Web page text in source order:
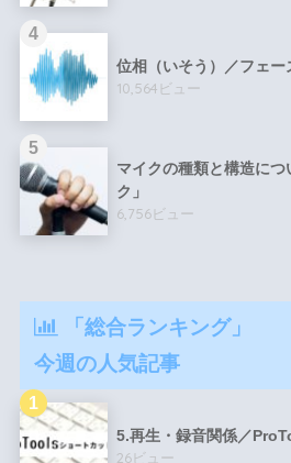
位相（いそう）／フェー
10,564ビュー
マイクの種類と構造に
ク」
6,756ビュー
「総合ランキング」
今週の人気記事
5.再生・録音関係／
26ビュー